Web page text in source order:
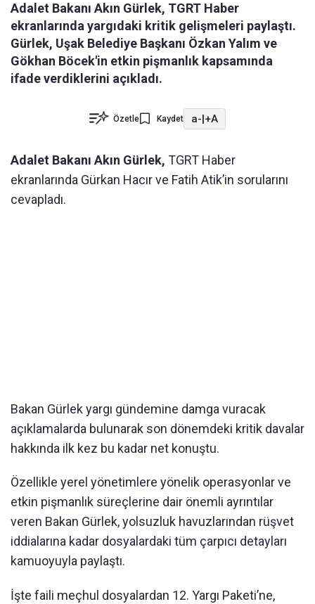
Adalet Bakanı Akın Gürlek, TGRT Haber
ekranlarında yargıdaki kritik gelişmeleri paylaştı.
Gürlek, Uşak Belediye Başkanı Özkan Yalım ve
Gökhan Böcek'in etkin pişmanlık kapsamında
ifade verdiklerini açıkladı.
Özetle Kaydet a-|+A
Adalet Bakanı Akın Gürlek, TGRT Haber
ekranlarında Gürkan Hacır ve Fatih Atik’in sorularını
cevapladı.
Bakan Gürlek yargı gündemine damga vuracak
açıklamalarda bulunarak son dönemdeki kritik davalar
hakkında ilk kez bu kadar net konuştu.
Özellikle yerel yönetimlere yönelik operasyonlar ve
etkin pişmanlık süreçlerine dair önemli ayrıntılar
veren Bakan Gürlek, yolsuzluk havuzlarından rüşvet
iddialarına kadar dosyalardaki tüm çarpıcı detayları
kamuoyuyla paylaştı.
İşte faili meçhul dosyalardan 12. Yargı Paketi’ne,